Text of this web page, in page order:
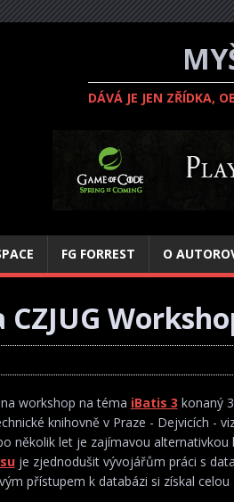
DÁVÁ JE JEN ZŘÍDKA,
FG FORREST O
CZJUG
workshop na téma iBatis 3 konaný
knihovně v Praze - Dejvicích -
několik let je zajímavou
je zjednodušit vývojářům práci s
přístupem k databázi si získal